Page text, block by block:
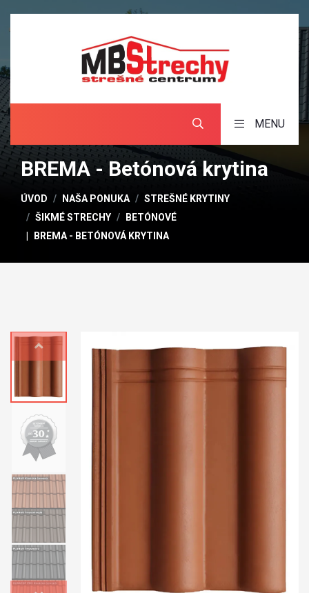
MENU
BREMA - Betónová krytina
ÚVOD NAŠA PONUKA
STREŠNÉ KRYTINY
ŠIKMÉ STRECHY
BETÓNOVÉ
BREMA - BETÓNOVÁ KRYTINA